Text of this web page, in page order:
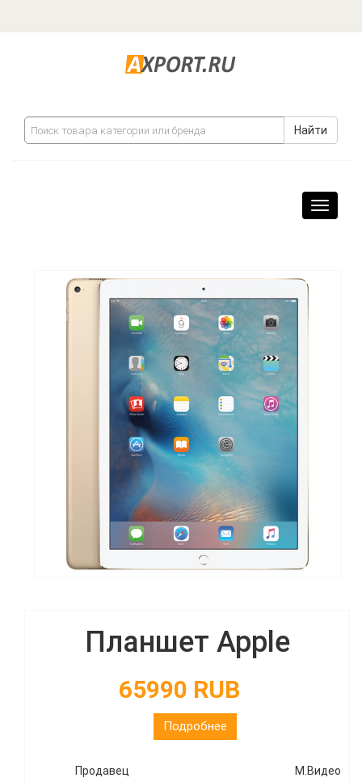
Найти
Планшет Apple
65990 RUB
Подробнее
Продавец М.Видео